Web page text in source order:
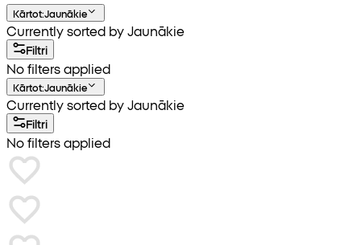
Kārtot:Jaunākie
Currently sorted by Jaunākie
Filtri
No filters applied
Kārtot:Jaunākie
Currently sorted by Jaunākie
Filtri
No filters applied